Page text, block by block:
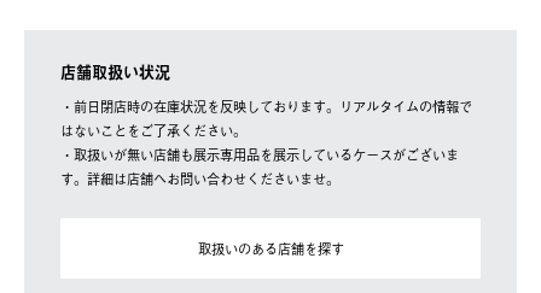
店舗取扱い状況
・前日閉店時の在庫状況を反映しております。リアルタイムの情報で
はないことをご了承ください。
・取扱いが無い店舗も展示専用品を展示しているケースがございま
す。詳細は店舗へお問い合わせくださいませ。
取扱いのある店舗を探す